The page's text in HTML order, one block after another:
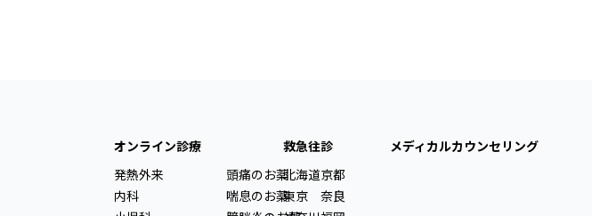
オンライン診療
発熱外来
内科
頭痛のお薬
喘息のお薬
救急往診
北海道
東京
京都
奈良
メディカルカウンセリング